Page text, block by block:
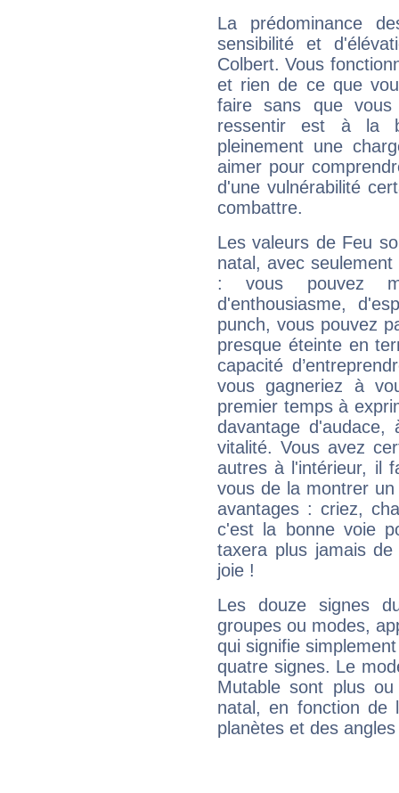
La prédominance
sensibilité et
Colbert. Vous
et rien de ce que
faire sans que
ressentir est à la
pleinement une
aimer pour
d'une vulnérabilité
combattre.
Les valeurs de Feu
natal, avec
: vous pouvez
d'enthousiasme,
punch, vous pouvez
presque éteinte en
capacité
vous gagneriez à
premier temps à
davantage
vitalité. Vous avez
autres à l'intérieur, il
vous de la montrer
avantages : criez,
c'est la bonne voie
taxera plus jamais
joie !
Les douze signes
groupes ou modes,
qui signifie
quatre signes. Le
Mutable sont plus
natal, en fonction de
planètes et des